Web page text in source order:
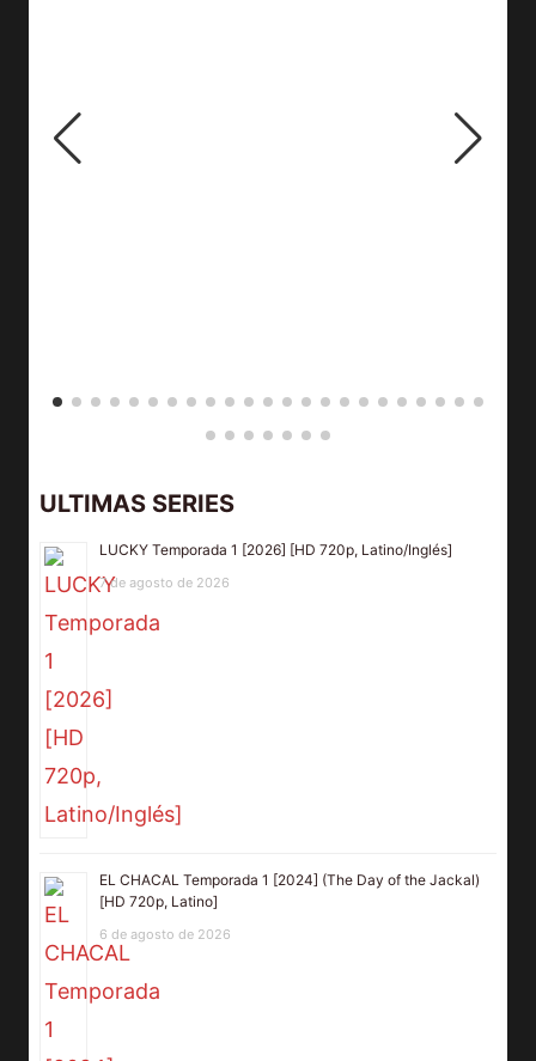
ULTIMAS SERIES
LUCKY Temporada 1 [2026] [HD 720p, Latino/Inglés]
7 de agosto de 2026
EL CHACAL Temporada 1 [2024] (The Day of the Jackal)
[HD 720p, Latino]
6 de agosto de 2026